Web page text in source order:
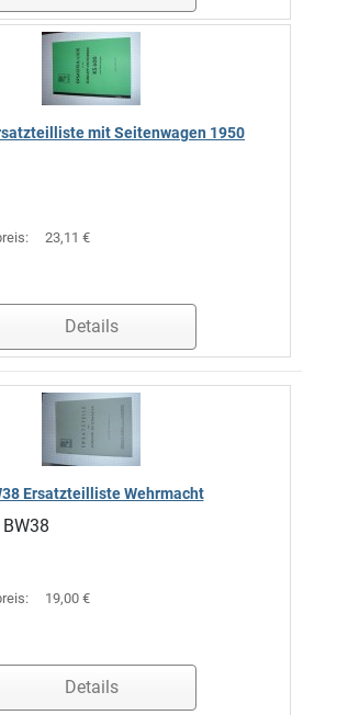
mit Seitenwagen 1950
23,11 €
Details
Ersatzteilliste Wehrmacht
19,00 €
Details